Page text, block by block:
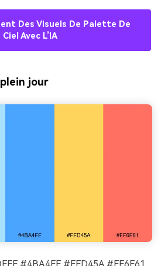
Des Visuels De Palette De
Ciel Avec L’IA
jour